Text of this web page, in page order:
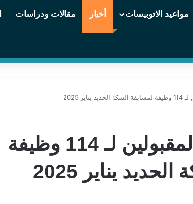
مواعيد الاتوبيسات أخبار مقالات ودراسات
2025
بدء أختبارات المقبولين لـ 114 وظيفة
يناير 2025